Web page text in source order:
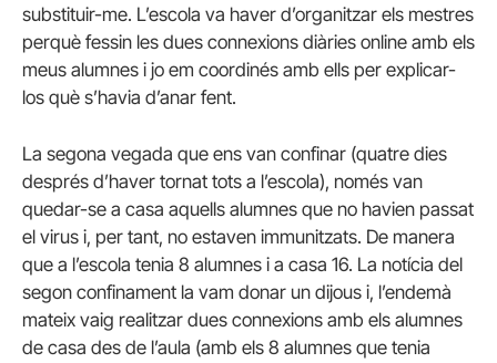
substituir-me. L’escola va haver d’organitzar els mestres
perquè fessin les dues connexions diàries online amb els
meus alumnes i jo em coordinés amb ells per explicar-
los què s’havia d’anar fent.
La segona vegada que ens van confinar (quatre dies
després d’haver tornat tots a l’escola), només van
quedar-se a casa aquells alumnes que no havien passat
el virus i, per tant, no estaven immunitzats. De manera
que a l’escola tenia 8 alumnes i a casa 16. La notícia del
segon confinament la vam donar un dijous i, l’endemà
mateix vaig realitzar dues connexions amb els alumnes
de casa des de l’aula (amb els 8 alumnes que tenia